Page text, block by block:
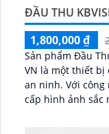
ĐẦU THU
1,800,000 ₫
Sản phẩm Đầu
VN là một thiết bị
an ninh. Với công nghệ HD tiên tiến, sản phẩm cung
cấp hình ảnh sắc